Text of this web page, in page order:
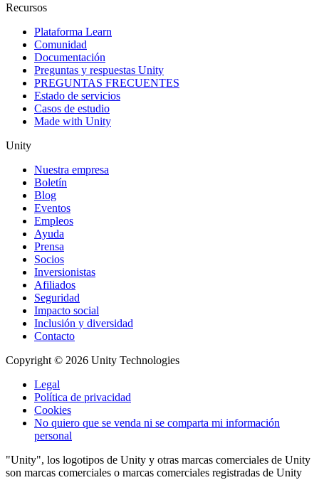
Recursos
Plataforma Learn
Comunidad
Documentación
Preguntas y respuestas Unity
PREGUNTAS FRECUENTES
Estado de servicios
Casos de estudio
Made with Unity
Unity
Nuestra empresa
Boletín
Blog
Eventos
Empleos
Ayuda
Prensa
Socios
Inversionistas
Afiliados
Seguridad
Impacto social
Inclusión y diversidad
Contacto
Copyright © 2026 Unity Technologies
Legal
Política de privacidad
Cookies
No quiero que se venda ni se comparta mi información
personal
"Unity", los logotipos de Unity y otras marcas comerciales de Unity
son marcas comerciales o marcas comerciales registradas de Unity